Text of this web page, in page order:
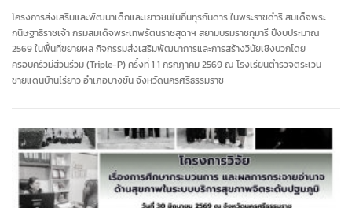
โครงการส่งเสริมและพัฒนาเด็กและเยาวชนในถิ่นทุรกันดาร ในพระราชดำริ สมเด็จพระ
กนิษฐาธิราชเจ้า กรมสมเด็จพระเทพรัตนราชสุดาฯ สยามบรมราชกุมารี ปีงบประมาณ
2569 ในพื้นที่ขยายผล กิจกรรมส่งเสริมพัฒนาการและการสร้างวินัยเชิงบวกโดย
ครอบครัวมีส่วนร่วม (Triple-P) ครั้งที่ 1 1 กรกฎาคม 2569 ณ โรงเรียนตำรวจตระเวน
ชายแดนบ้านไร่ยาว อำเภอบางขัน จังหวัดนครศรีธรรมราช